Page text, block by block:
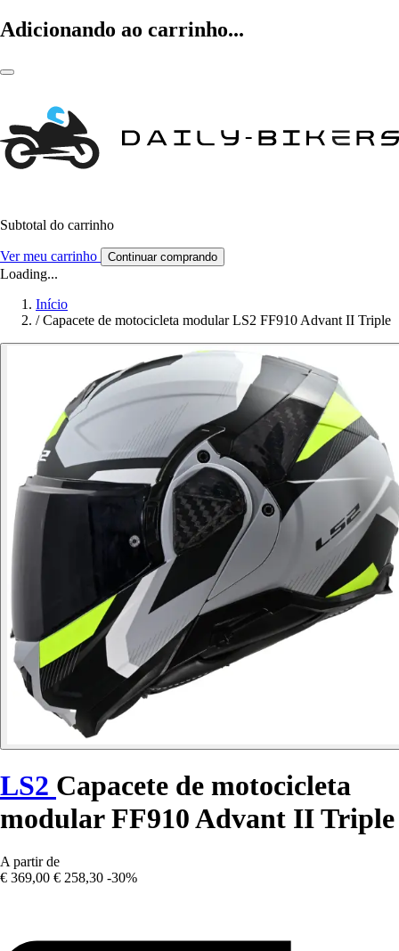
Adicionando ao carrinho...
Subtotal do carrinho
Ver meu carrinho Continuar comprando
Loading...
Início
/ Capacete de motocicleta modular LS2 FF910 Advant II Triple
LS2 Capacete de motocicleta
modular FF910 Advant II Triple
A partir de
€ 369,00 € 258,30 -30%